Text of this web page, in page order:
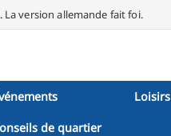
version allemande fait foi.
Loisirs
de quartier